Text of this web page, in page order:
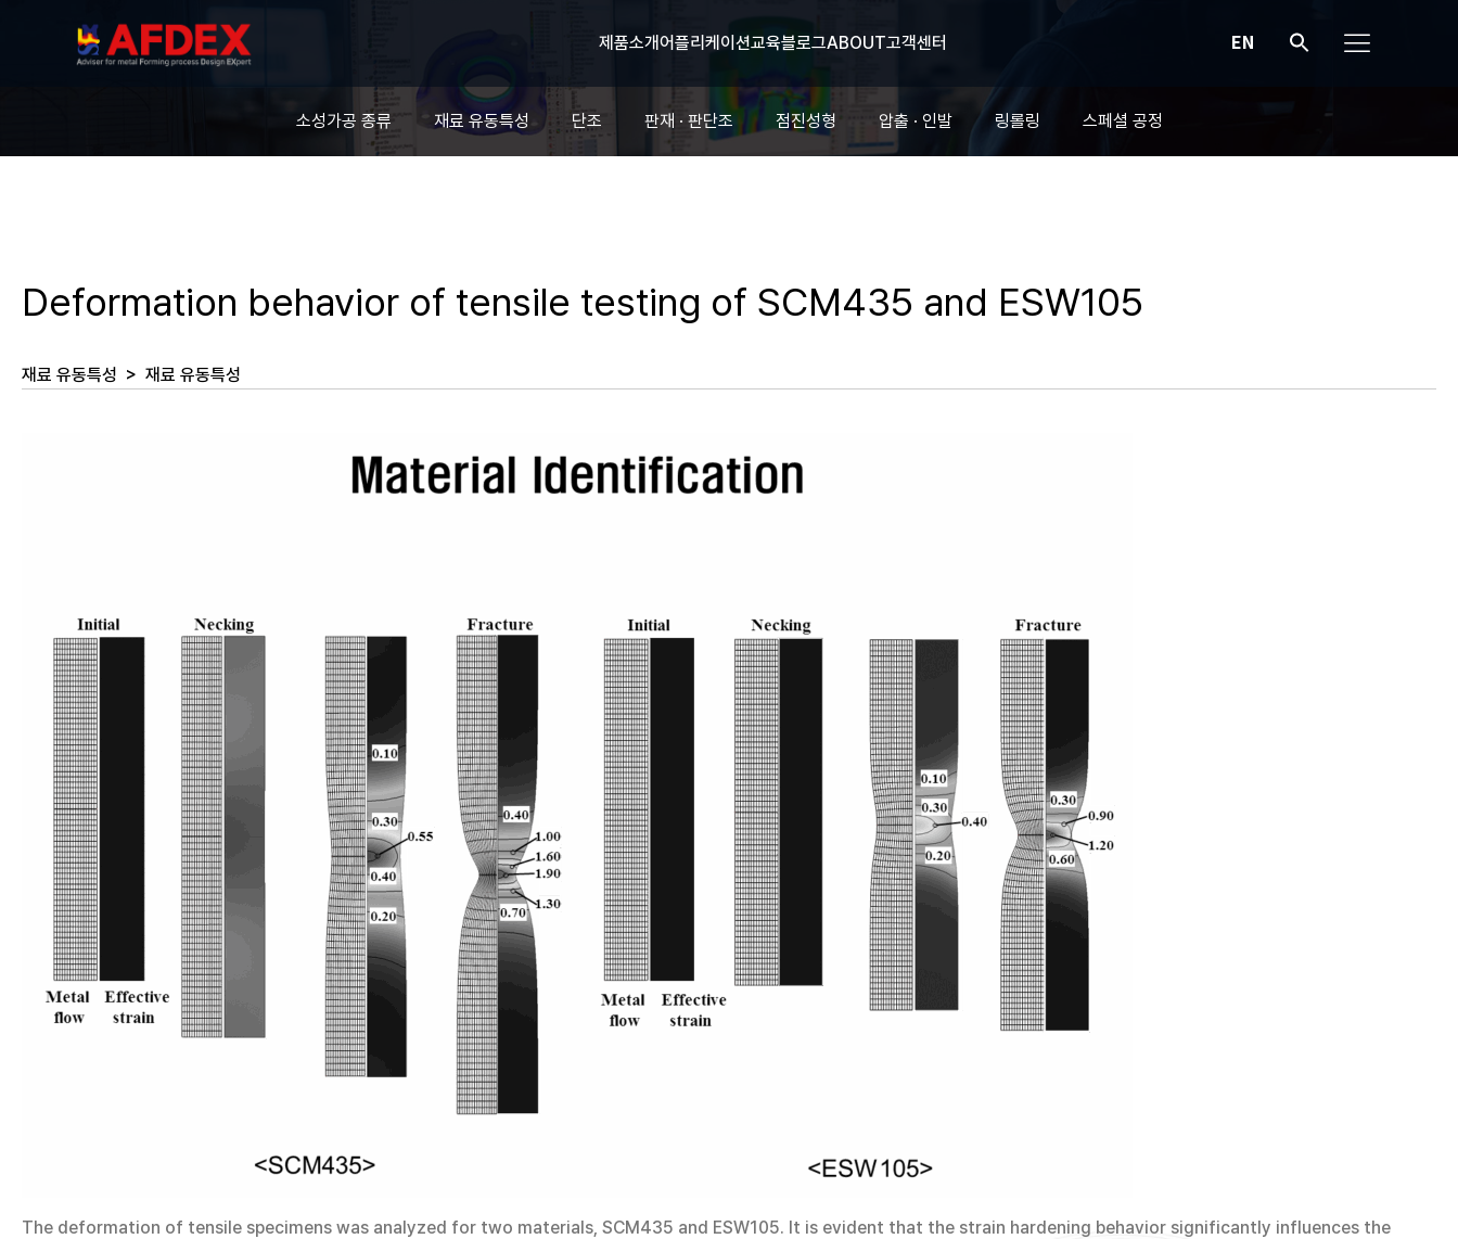
제품소개어플리케이션교육블로그ABOUT고객센터 EN
소성가공 종류 재료 유동특성 단조 판재 · 판단조 점진성형 압출 · 인발 링롤링 스페셜 공정
Deformation behavior of tensile testing of SCM435 and ESW105
재료 유동특성 > 재료 유동특성
The deformation of tensile specimens was analyzed for two materials, SCM435 and ESW105. It is evident that the strain hardening behavior significantly influences the